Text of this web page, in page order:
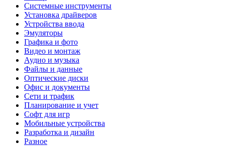
Системные инструменты
Установка драйверов
Устройства ввода
Эмуляторы
Графика и фото
Видео и монтаж
Аудио и музыка
Файлы и данные
Оптические диски
Офис и документы
Сети и трафик
Планирование и учет
Софт для игр
Мобильные устройства
Разработка и дизайн
Разное